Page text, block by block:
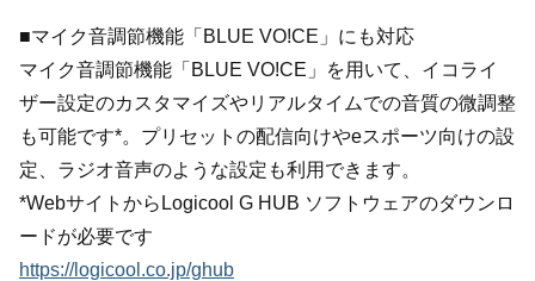
■マイク音調節機能「BLUE VO!CE」にも対応
マイク音調節機能「BLUE VO!CE」を用いて、イコライ
ザー設定のカスタマイズやリアルタイムでの音質の微調整
も可能です*。プリセットの配信向けやeスポーツ向けの設
定、ラジオ音声のような設定も利用できます。
*WebサイトからLogicool G HUB ソフトウェアのダウンロ
ードが必要です
https://logicool.co.jp/ghub